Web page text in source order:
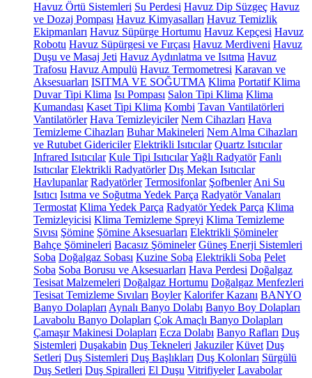
Havuz Örtü Sistemleri Su Perdesi Havuz Dip Süzgeç Havuz
ve Dozaj Pompası Havuz Kimyasalları Havuz Temizlik
Ekipmanları Havuz Süpürge Hortumu Havuz Kepçesi Havuz
Robotu Havuz Süpürgesi ve Fırçası Havuz Merdiveni Havuz
Duşu ve Masaj Jeti Havuz Aydınlatma ve Isıtma Havuz
Trafosu Havuz Ampulü Havuz Termometresi Karavan ve
Aksesuarları ISITMA VE SOĞUTMA Klima Portatif Klima
Duvar Tipi Klima Isı Pompası Salon Tipi Klima Klima
Kumandası Kaset Tipi Klima Kombi Tavan Vantilatörleri
Vantilatörler Hava Temizleyiciler Nem Cihazları Hava
Temizleme Cihazları Buhar Makineleri Nem Alma Cihazları
ve Rutubet Gidericiler Elektrikli Isıtıcılar Quartz Isıtıcılar
Infrared Isıtıcılar Kule Tipi IsıtıcılarYağlı Radyatör Fanlı
Isıtıcılar Elektrikli Radyatörler Dış Mekan Isıtıcılar
Havlupanlar Radyatörler Termosifonlar Şofbenler Ani Su
Isıtıcı Isıtma ve Soğutma Yedek Parça Radyatör Vanaları
Termostat Klima Yedek Parça Radyatör Yedek Parça Klima
Temizleyicisi Klima Temizleme Spreyi Klima Temizleme
Sıvısı Şömine Şömine Aksesuarları Elektrikli Şömineler
Bahçe Şömineleri Bacasız Şömineler Güneş Enerji Sistemleri
Soba Doğalgaz Sobası Kuzine Soba Elektrikli Soba Pelet
Soba Soba Borusu ve Aksesuarları Hava Perdesi Doğalgaz
Tesisat Malzemeleri Doğalgaz Hortumu Doğalgaz Menfezleri
Tesisat Temizleme Sıvıları Boyler Kalorifer Kazanı BANYO
Banyo Dolapları Aynalı Banyo Dolabı Banyo Boy Dolapları
Lavabolu Banyo Dolapları Çok Amaçlı Banyo Dolapları
Çamaşır Makinesi Dolapları Ecza Dolabı Banyo Rafları Duş
Sistemleri Duşakabin Duş Tekneleri Jakuziler Küvet Duş
Setleri Duş Sistemleri Duş Başlıkları Duş Kolonları Sürgülü
Duş Setleri Duş Spiralleri El Duşu Vitrifiyeler Lavabolar